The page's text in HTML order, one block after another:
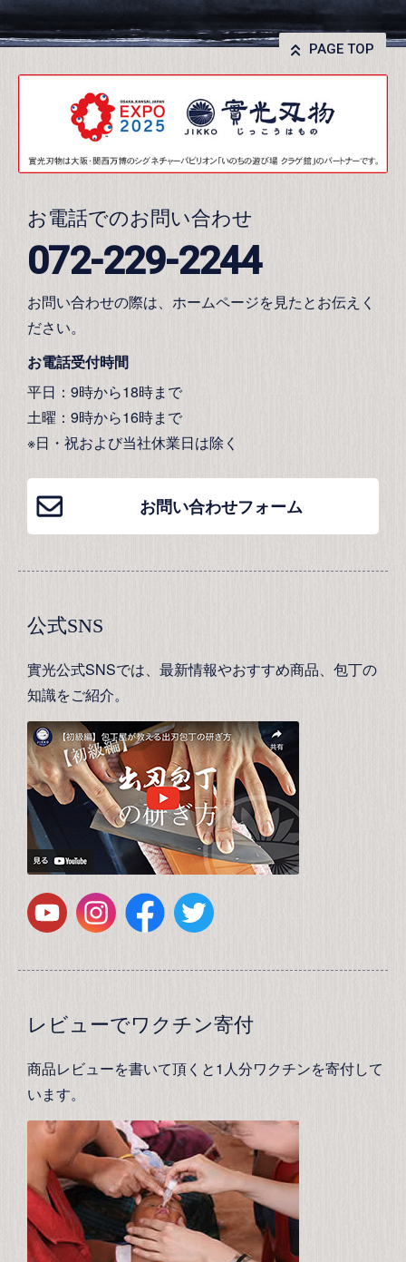
PAGE TOP
お電話でのお問い合わせ
072-229-2244
お問い合わせの際は、ホームページを見たとお伝えく
ださい。
お電話受付時間
平日：9時から18時まで
土曜：9時から16時まで
※日・祝および当社休業日は除く
お問い合わせフォーム
公式SNS
實光公式SNSでは、最新情報やおすすめ商品、包丁の
知識をご紹介。
レビューでワクチン寄付
商品レビューを書いて頂くと1人分ワクチンを寄付して
います。